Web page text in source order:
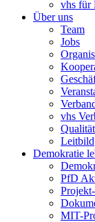
vhs für
Über uns
Team
Jobs
vhs
Qualität
Leitbild
Demokratie
PfD
MIT-